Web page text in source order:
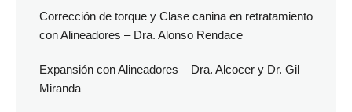
Corrección de torque y Clase canina en retratamiento
con Alineadores – Dra. Alonso Rendace
Expansión con Alineadores – Dra. Alcocer y Dr. Gil
Miranda